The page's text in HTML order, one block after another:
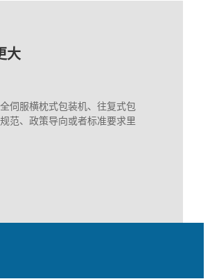
大
伺服横枕式包装机、往复式包
范、政策导向或者标准要求里
大